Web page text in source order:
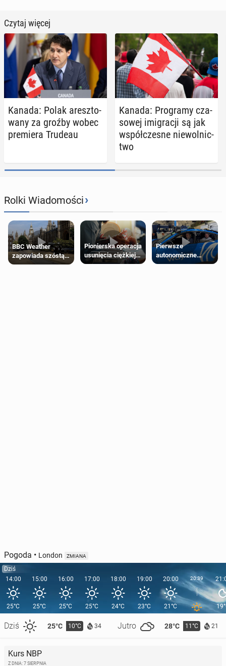
Czytaj więcej
Kanada: Polak aresz­to­
wa­ny za groźby wobec
pre­mie­ra Trudeau
Kanada: Pro­gra­my cza­
so­wej imi­gra­cji są jak
współ­cze­sne nie­wol­nic­
two
Rolki Wiadomości›
BBC Weather
zapowiada szóstą
falę upałów w
Pionierska operacja
usunięcia ciężkiej
wady wrodzonej
Pierwsze
autonomiczne
Ubery pojawią się
Pogoda • London ZMIANA
Dziś
14:00
25°C
Dziś 25°C 10°C 34 Jutro 28°C 11°C 21
15:00
25°C
16:00
25°C
17:00
25°C
18:00
24°C
19:00
23°C
20:00
21°C
20:39
Kurs NBP
Z DNIA: 7 SIERPNIA